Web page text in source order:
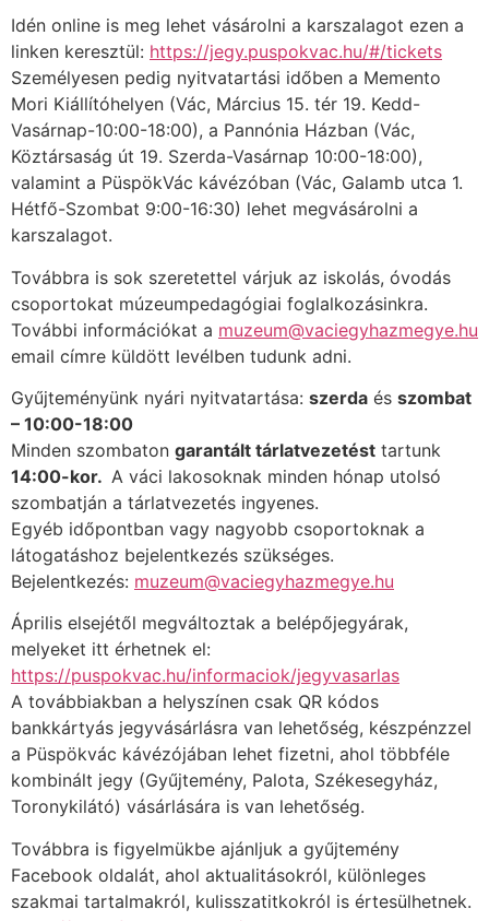
Idén online is meg lehet vásárolni a karszalagot ezen a
linken keresztül: https://jegy.puspokvac.hu/#/tickets
Személyesen pedig nyitvatartási időben a Memento
Mori Kiállítóhelyen (Vác, Március 15. tér 19. Kedd-
Vasárnap-10:00-18:00), a Pannónia Házban (Vác,
Köztársaság út 19. Szerda-Vasárnap 10:00-18:00),
valamint a PüspökVác kávézóban (Vác, Galamb utca 1.
Hétfő-Szombat 9:00-16:30) lehet megvásárolni a
karszalagot.
Továbbra is sok szeretettel várjuk az iskolás, óvodás
csoportokat múzeumpedagógiai foglalkozásinkra.
További információkat a muzeum@vaciegyhazmegye.hu
email címre küldött levélben tudunk adni.
Gyűjteményünk nyári nyitvatartása: szerda és szombat
– 10:00-18:00
Minden szombaton garantált tárlatvezetést tartunk
14:00-kor. A váci lakosoknak minden hónap utolsó
szombatján a tárlatvezetés ingyenes.
Egyéb időpontban vagy nagyobb csoportoknak a
látogatáshoz bejelentkezés szükséges.
Bejelentkezés: muzeum@vaciegyhazmegye.hu
Április elsejétől megváltoztak a belépőjegyárak,
melyeket itt érhetnek el:
https://puspokvac.hu/informaciok/jegyvasarlas
A továbbiakban a helyszínen csak QR kódos
bankkártyás jegyvásárlásra van lehetőség, készpénzzel
a Püspökvác kávézójában lehet fizetni, ahol többféle
kombinált jegy (Gyűjtemény, Palota, Székesegyház,
Toronykilátó) vásárlására is van lehetőség.
Továbbra is figyelmükbe ajánljuk a gyűjtemény
Facebook oldalát, ahol aktualitásokról, különleges
szakmai tartalmakról, kulisszatitkokról is értesülhetnek.